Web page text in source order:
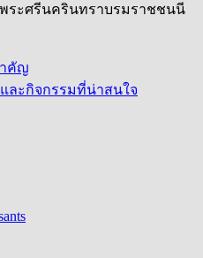
ระศรีนครินทราบรมราชชนนี
คัญ
ละกิจกรรมที่น่าสนใจ